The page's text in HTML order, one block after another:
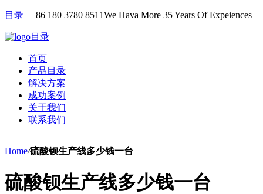
目录 +86 180 3780 8511We Hava More 35 Years Of Expeiences
目录
首页
产品目录
解决方案
成功案例
关于我们
联系我们
Home/硫酸钡生产线多少钱一台
硫酸钡生产线多少钱一台